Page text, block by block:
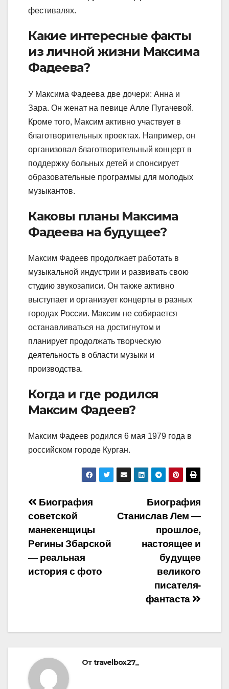
фестивалях.
Какие интересные факты
из личной жизни Максима
Фадеева?
У Максима Фадеева две дочери: Анна и
Зара. Он женат на певице Алле Пугачевой.
Кроме того, Максим активно участвует в
благотворительных проектах. Например, он
организовал благотворительный концерт в
поддержку больных детей и спонсирует
образовательные программы для молодых
музыкантов.
Каковы планы Максима
Фадеева на будущее?
Максим Фадеев продолжает работать в
музыкальной индустрии и развивать свою
студию звукозаписи. Он также активно
выступает и организует концерты в разных
городах России. Максим не собирается
останавливаться на достигнутом и
планирует продолжать творческую
деятельность в области музыки и
производства.
Когда и где родился
Максим Фадеев?
Максим Фадеев родился 6 мая 1979 года в
российском городе Курган.
Навигация
по
записям
Биография
Станислав Лем —
прошлое,
настоящее и
будущее
великого
писателя-
фантаста
Биография
советской
манекенщицы
Регины Збарской
— реальная
история с фото
Отtravelbox27_